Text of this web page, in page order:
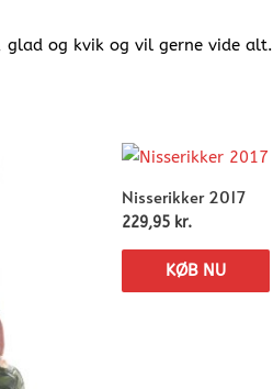
glad og kvik og vil gerne vide alt.
Nisserikker 2017
229,95 kr.
KØB NU